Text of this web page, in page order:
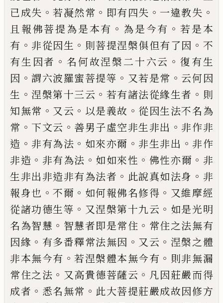
已成失 。若凝然常 。 即有四失 。 一違教失 。
且 報佛菩提為是本有 。 為是今有 。 若是本
有 。 非從因生 。 則菩提涅槃俱但有了因 。 不
有生因者 。 名何故涅槃二十六云 。 復有生
因 。謂六波羅蜜菩提等 。 又若是常 。 云何因
生 。涅槃第十三云 。 若有諸法從緣生者 。 則
知無常 。 又云 。 以是義故 。 從因生法不名為
常 。 下文云 。 善男子虛空非生非出 。 非作非
造 。 非有為法 。 如來亦爾 。 非生非出 。 非作
非造 。 非有為法 。 如如來性 。 佛性亦爾 。 非
生非出非造非有為法者 。 此說真如法身 。 非
報身也 。不爾 。 如何報佛名修得 。 又維摩經
從諸功德生等 。 又涅槃第十九云 。 如是光明
名為智慧 。 智慧者即是常住 。 常住之法無有
因緣 。 有多番釋常法無因 。 又云 。 涅槃之體
非本無今有 。若涅槃體本無今有 。 則非無漏
常住之法 。 又高貴德菩薩云 。 凡因莊嚴而得
成者 。 悉名無常 。 此大菩提莊嚴成故因修方